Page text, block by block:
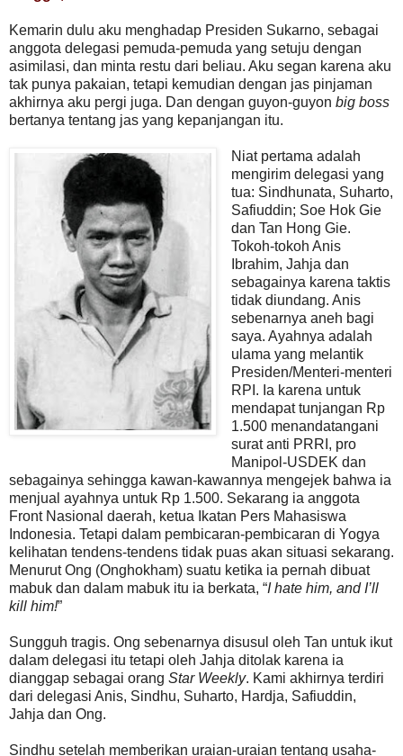
Kemarin dulu aku menghadap Presiden Sukarno, sebagai
anggota delegasi pemuda-pemuda yang setuju dengan
asimilasi, dan minta restu dari beliau. Aku segan karena aku
tak punya pakaian, tetapi kemudian dengan jas pinjaman
akhirnya aku pergi juga. Dan dengan guyon-guyon big boss
bertanya tentang jas yang kepanjangan itu.
Niat pertama adalah
mengirim delegasi yang
tua: Sindhunata, Suharto,
Safiuddin; Soe Hok Gie
dan Tan Hong Gie.
Tokoh-tokoh Anis
Ibrahim, Jahja dan
sebagainya karena taktis
tidak diundang. Anis
sebenarnya aneh bagi
saya. Ayahnya adalah
ulama yang melantik
Presiden/Menteri-menteri
RPI. Ia karena untuk
mendapat tunjangan Rp
1.500 menandatangani
surat anti PRRI, pro
Manipol-USDEK dan
sebagainya sehingga kawan-kawannya mengejek bahwa ia
menjual ayahnya untuk Rp 1.500. Sekarang ia anggota
Front Nasional daerah, ketua Ikatan Pers Mahasiswa
Indonesia. Tetapi dalam pembicaran-pembicaran di Yogya
kelihatan tendens-tendens tidak puas akan situasi sekarang.
Menurut Ong (Onghokham) suatu ketika ia pernah dibuat
mabuk dan dalam mabuk itu ia berkata, “I hate him, and I’ll
kill him!”
Sungguh tragis. Ong sebenarnya disusul oleh Tan untuk ikut
dalam delegasi itu tetapi oleh Jahja ditolak karena ia
dianggap sebagai orang Star Weekly. Kami akhirnya terdiri
dari delegasi Anis, Sindhu, Suharto, Hardja, Safiuddin,
Jahja dan Ong.
Sindhu setelah memberikan uraian-uraian tentang usaha-